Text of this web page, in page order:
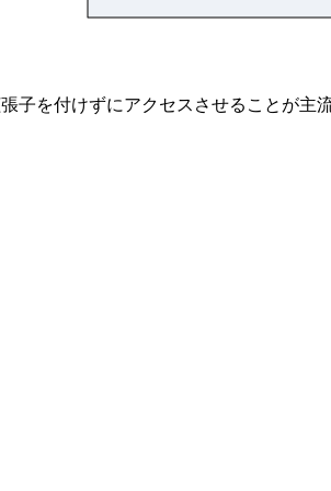
を付けずにアクセスさせることが主